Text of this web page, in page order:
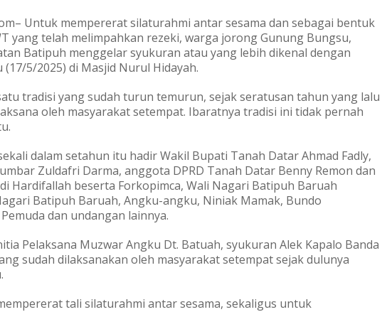
Untuk mempererat silaturahmi antar sesama dan sebagai bentuk
yang telah melimpahkan rezeki, warga jorong Gunung Bungsu,
Batipuh menggelar syukuran atau yang lebih dikenal dengan
(17/5/2025) di Masjid Nurul Hidayah.
tradisi yang sudah turun temurun, sejak seratusan tahun yang lalu
oleh masyarakat setempat. Ibaratnya tradisi ini tidak pernah
dalam setahun itu hadir Wakil Bupati Tanah Datar Ahmad Fadly,
Zuldafri Darma, anggota DPRD Tanah Datar Benny Remon dan
Hardifallah beserta Forkopimca, Wali Nagari Batipuh Baruah
Batipuh Baruah, Angku-angku, Niniak Mamak, Bundo
dan undangan lainnya.
Pelaksana Muzwar Angku Dt. Batuah, syukuran Alek Kapalo Banda
sudah dilaksanakan oleh masyarakat setempat sejak dulunya
tali silaturahmi antar sesama, sekaligus untuk